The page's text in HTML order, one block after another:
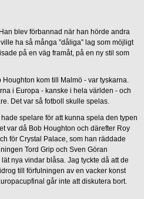
blev förbannad när han hörde andra
ha så många ”dåliga” lag som möjligt
på en väg framåt, på en ny stil som
kom till Malmö - var tyskarna.
i Europa - kanske i hela världen - och
Det var så fotboll skulle spelas.
spelare för att kunna spela den typen
var då Bob Houghton och därefter Roy
för Crystal Palace, som han räddade
Tord Grip och Sven Göran
nya vindar blåsa. Jag tyckte då att de
till förfulningen av en vacker konst
går inte att diskutera bort.